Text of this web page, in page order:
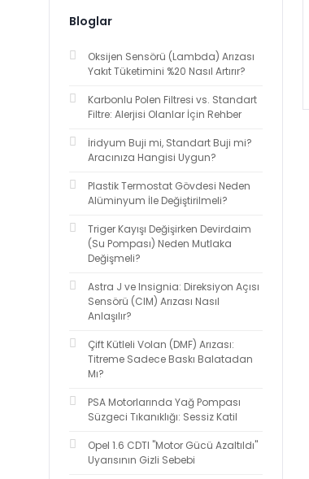
Bloglar
Oksijen Sensörü (Lambda) Arızası
Yakıt Tüketimini %20 Nasıl Artırır?
Karbonlu Polen Filtresi vs. Standart
Filtre: Alerjisi Olanlar İçin Rehber
İridyum Buji mi, Standart Buji mi?
Aracınıza Hangisi Uygun?
Plastik Termostat Gövdesi Neden
Alüminyum İle Değiştirilmeli?
Triger Kayışı Değişirken Devirdaim
(Su Pompası) Neden Mutlaka
Değişmeli?
Astra J ve Insignia: Direksiyon Açısı
Sensörü (CIM) Arızası Nasıl
Anlaşılır?
Çift Kütleli Volan (DMF) Arızası:
Titreme Sadece Baskı Balatadan
Mı?
PSA Motorlarında Yağ Pompası
Süzgeci Tıkanıklığı: Sessiz Katil
Opel 1.6 CDTI "Motor Gücü Azaltıldı"
Uyarısının Gizli Sebebi